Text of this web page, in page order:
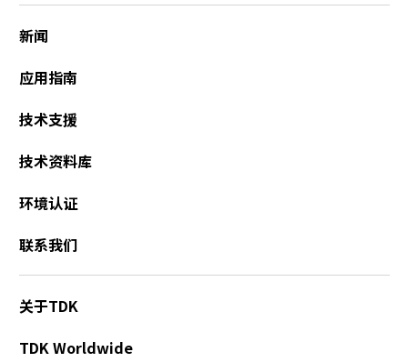
新闻
应用指南
技术支援
技术资料库
环境认证
联系我们
关于TDK
TDK Worldwide